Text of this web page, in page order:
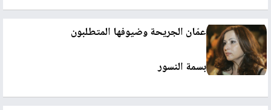
عمّان الجريحة وضيوفها المتطلبون
بسمة النسور